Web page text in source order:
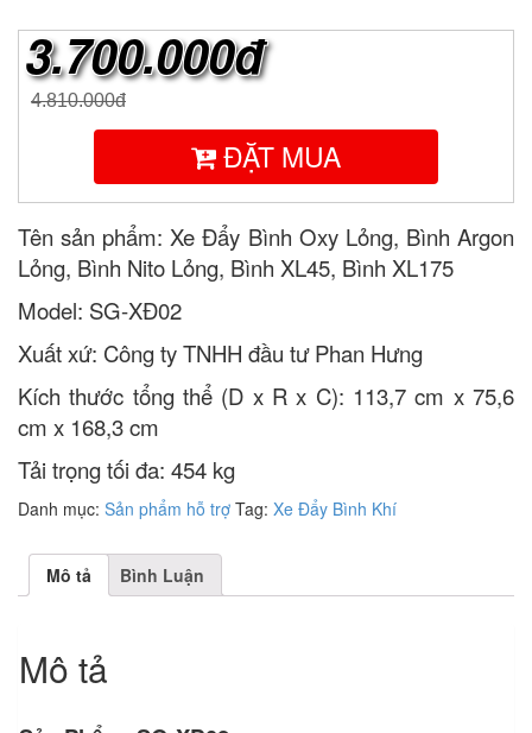
3.700.000đ
4.810.000đ
ĐẶT MUA
Tên sản phẩm: Xe Đẩy Bình Oxy Lỏng, Bình Argon
Lỏng, Bình Nito Lỏng, Bình XL45, Bình XL175
Model: SG-XĐ02
Xuất xứ: Công ty TNHH đầu tư Phan Hưng
Kích thước tổng thể (D x R x C): 113,7 cm x 75,6
cm x 168,3 cm
Tải trọng tối đa: 454 kg
Danh mục: Sản phẩm hỗ trợ Tag: Xe Đẩy Bình Khí
Mô tả Bình Luận
Mô tả